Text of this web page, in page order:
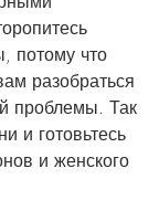
потому что
разобраться
проблемы. Так
и готовьтесь
и женского